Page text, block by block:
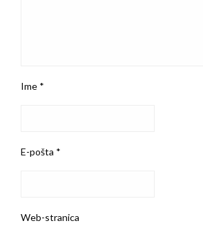
Ime *
E-pošta *
Web-stranica